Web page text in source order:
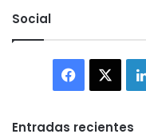
Social
Facebook
Entradas recientes